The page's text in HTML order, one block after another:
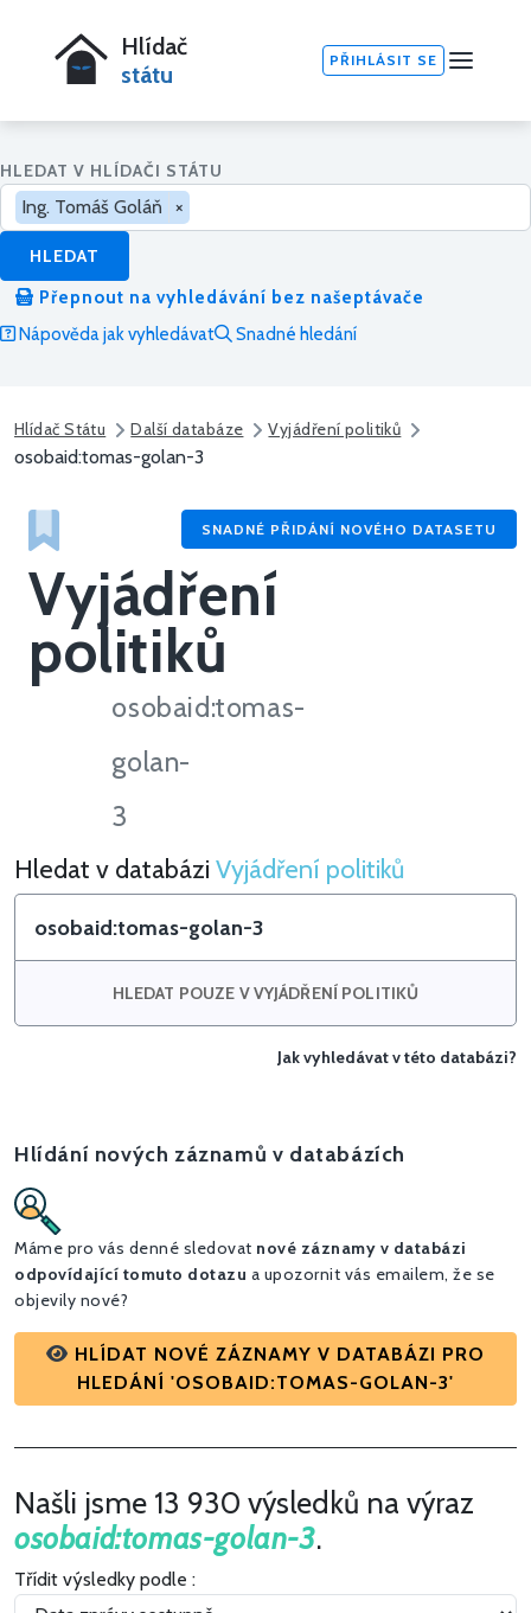
Hlídač
státu
PŘIHLÁSIT SE
HLEDAT V HLÍDAČI STÁTU
Ing. Tomáš Goláň ×
HLEDAT
Přepnout na vyhledávání bez našeptávače
Nápověda jak vyhledávat
Snadné hledání
Hlídač Státu Další databáze Vyjádření politiků
osobaid:tomas-golan-3
SNADNÉ PŘIDÁNÍ NOVÉHO DATASETU
Vyjádření
politiků
osobaid:tomas-
golan-
3
Hledat v Vyjádření politiků
Hledat v databázi Vyjádření politiků
HLEDAT POUZE V VYJÁDŘENÍ POLITIKŮ
Jak vyhledávat v této databázi?
Hlídání nových záznamů v databázích
Máme pro vás denné sledovat nové záznamy v databázi
odpovídající tomuto dotazu a upozornit vás emailem, že se
objevily nové?
HLÍDAT NOVÉ ZÁZNAMY V DATABÁZI PRO
HLEDÁNÍ 'OSOBAID:TOMAS-GOLAN-3'
Našli jsme 13 930 výsledků na výraz
osobaid:tomas-golan-3.
Třídit výsledky podle :